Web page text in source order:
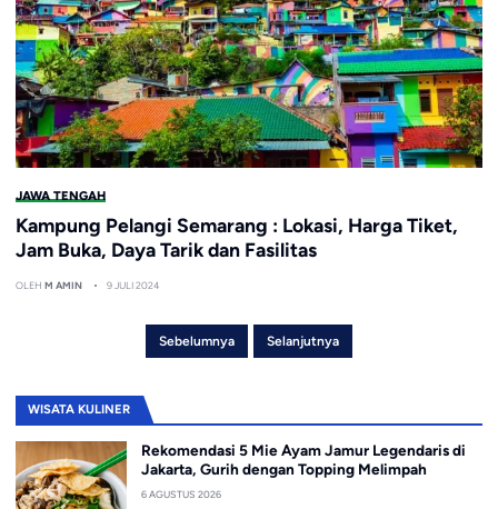
JAWA TENGAH
Kampung Pelangi Semarang : Lokasi, Harga Tiket,
Jam Buka, Daya Tarik dan Fasilitas
OLEH M AMIN 9 JULI 2024
Sebelumnya Selanjutnya
WISATA KULINER
Rekomendasi 5 Mie Ayam Jamur Legendaris di
Jakarta, Gurih dengan Topping Melimpah
6 AGUSTUS 2026